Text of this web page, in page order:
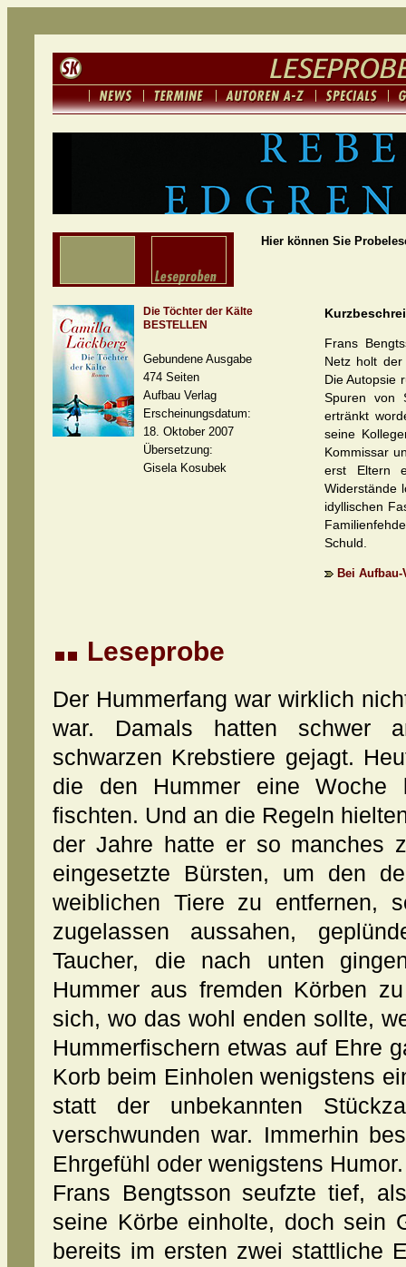
Hier können Sie
Die Töchter der Kälte
BESTELLEN
Gebundene Ausgabe
474 Seiten
Aufbau Verlag
Erscheinungsdatum:
18. Oktober 2007
Übersetzung:
Gisela Kosubek
Frans
Netz holt
Die Autopsie
Spuren von
ertränkt
seine
Kommissar
erst Eltern
Widerstände
idyllischen
Schuld.
Bei
Leseprobe
Der Hummerfang war wirklich
war. Damals hatten schwer
schwarzen Krebstiere gejagt.
die den Hummer eine Woche
fischten. Und an die Regeln
der Jahre hatte er so manches
eingesetzte Bürsten, um den
weiblichen Tiere zu entfernen,
zugelassen aussahen,
Taucher, die nach unten
Hummer aus fremden Körben
sich, wo das wohl enden sollte,
Hummerfischern etwas auf Ehre
Korb beim Einholen wenigstens
statt der unbekannten
verschwunden war. Immerhin
Ehrgefühl oder wenigstens Humor.
Frans Bengtsson seufzte tief,
seine Körbe einholte, doch sein
bereits im ersten zwei stattliche